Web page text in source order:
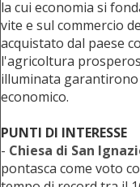
la cui economia si
vite e sul commercio
acquistato dal paese
l'agricoltura
illuminata
economico.
PUNTI DI INTERESSE
- Chiesa di San
pontasca come voto